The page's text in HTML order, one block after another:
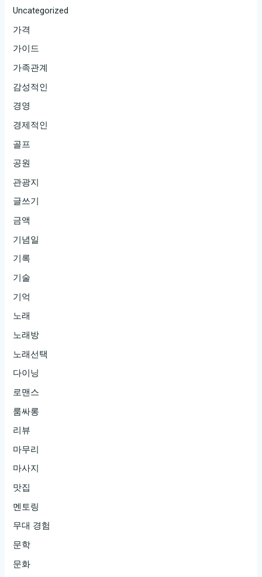
Uncategorized
가격
가이드
가족관계
감성적인
경영
경제적인
골프
공원
관광지
글쓰기
금액
기념일
기록
기술
기억
노래
노래방
노래선택
다이닝
로맨스
룸싸롱
리뷰
마무리
마사지
맛집
멘토링
무대 경험
문학
문화